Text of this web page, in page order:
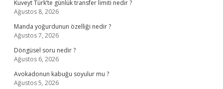
Kuveyt Türk’te günlük transfer limiti nedir ?
Ağustos 8, 2026
Manda yoğurdunun özelliği nedir ?
Ağustos 7, 2026
Döngüsel soru nedir ?
Ağustos 6, 2026
Avokadonun kabuğu soyulur mu ?
Ağustos 5, 2026